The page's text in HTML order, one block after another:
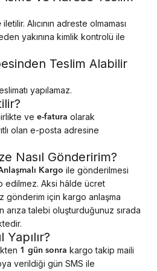
iletilir. Alıcının adreste olmaması
yakınına kimlik kontrolü ile
Teslim Alabilir
yapılamaz.
ve e-fatura olarak
olan e-posta adresine
Nasıl Gönderirim?
Kargo ile gönderilmesi
edilmez. Aksi hâlde ücret
gönderim için kargo anlaşma
talebi oluşturduğunuz sırada
1 gün sonra kargo takip maili
verildiği gün SMS ile